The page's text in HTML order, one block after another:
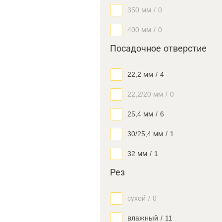
350 мм / 0
400 мм / 0
Посадочное отверстие
22,2 мм / 4
22,2/20 мм / 0
25,4 мм / 6
30/25,4 мм / 1
32 мм / 1
Рез
сухой / 0
влажный / 11